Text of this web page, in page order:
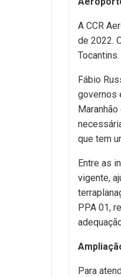
A CCR
de 2022.
Fábio
governos
que tem
Entre as
vigente,
PPA 01,
Para